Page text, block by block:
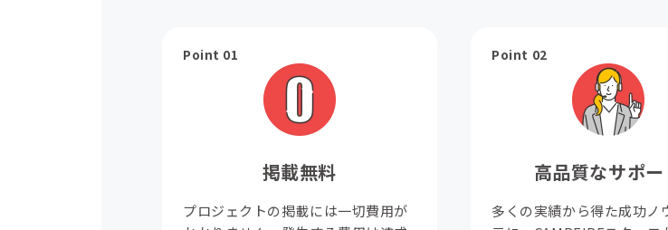
Point 01
掲載無料
プロジェクトの掲載には一切費用が
Point 02
高品質なサポー
多くの実績から得た成功ノ